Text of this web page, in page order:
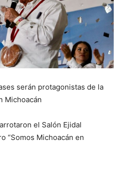
serán protagonistas de la
Michoacán
el Salón Ejidal
“Somos Michoacán en